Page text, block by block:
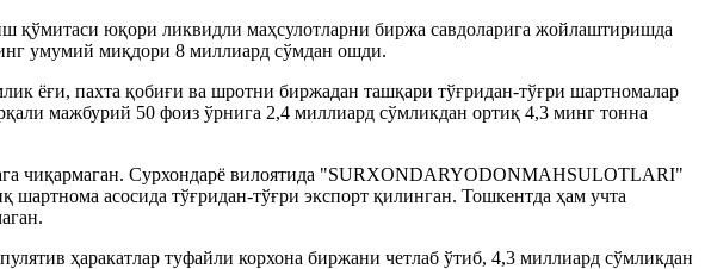
қўмитаси юқори ликвидли маҳсулотларни биржа савдоларига жойлаштиришда
умумий миқдори 8 миллиард сўмдан ошди.
ёғи, пахта қобиғи ва шротни биржадан ташқари тўғридан-тўғри шартномалар
мажбурий 50 фоиз ўрнига 2,4 миллиард сўмликдан ортиқ 4,3 минг тонна
чиқармаган. Сурхондарё вилоятида "SURXONDARYODONMAHSULOTLARI"
асосида тўғридан-тўғри экспорт қилинган. Тошкентда ҳам учта
ҳаракатлар туфайли корхона биржани четлаб ўтиб, 4,3 миллиард сўмликдан